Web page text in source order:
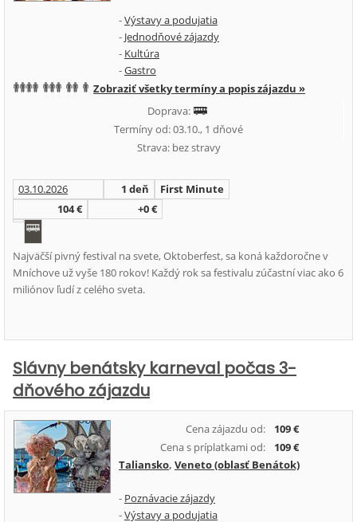
-Výstavy a podujatia
- Jednodňové zájazdy
- Kultúra
-Gastro
Zobraziť všetky termíny a popis zájazdu »
Doprava:
Termíny od: 03.10., 1 dňové
Strava: bez stravy
03.10.2026 1 deň
First Minute
104 €
+0 €
Najväčší pivný festival na svete, Oktoberfest, sa koná každoročne v
Mníchove už vyše 180 rokov! Každý rok sa festivalu zúčastní viac ako 6
miliónov ľudí z celého sveta.
Slávny benátsky karneval počas 3-
dňového zájazdu
Cena zájazdu od:
109 €
Cena s príplatkami od:
109 €
Taliansko, Veneto (oblasť Benátok)
- Poznávacie zájazdy
-Výstavy a podujatia